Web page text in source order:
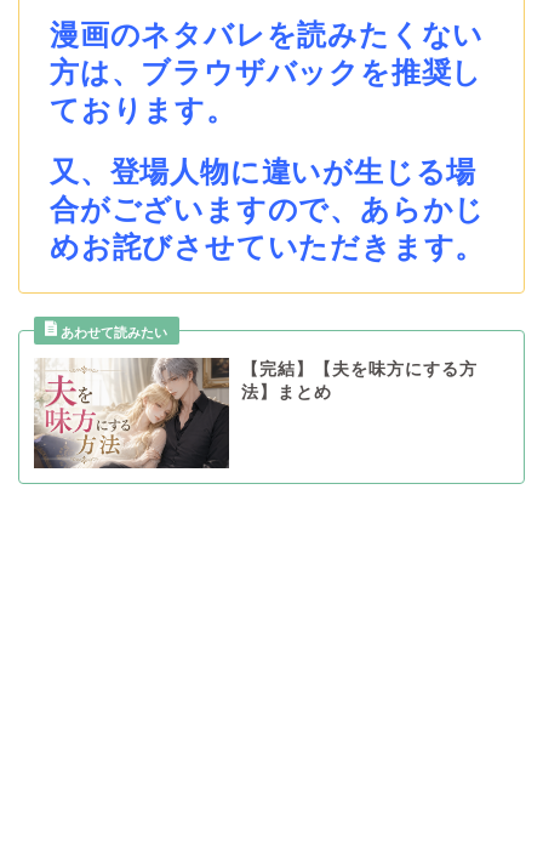
漫画のネタバレを読みたくない
方は、ブラウザバックを推奨し
ております。
又、登場人物に違いが生じる場
合がございますので、あらかじ
めお詫びさせていただきます。
【完結】【夫を味方にする方
法】まとめ